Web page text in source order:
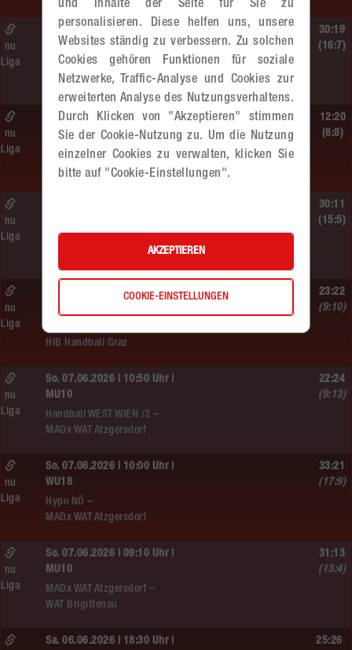
Sa. 13.06.2026 | 19:05 Uhr |
WU12
MADx WAT Atzgersdorf –
HIB Handball Graz
nu
Liga
30:19
(16:7)
Sa. 13.06.2026 | 14:30 Uhr |
WU12
Hypo NÖ –
MADx WAT Atzgersdorf
nu
Liga
12:20
(8:8)
nu
Liga
30:11
(15:5)
So. 07.06.2026 | 14:30 Uhr |
HIB Handball Graz
nu
Liga
23:22
(9:10)
So. 07.06.2026 | 10:50 Uhr |
MU10
Handball WEST WIEN /3 –
MADx WAT Atzgersdorf
nu
Liga
22:24
(9:13)
So. 07.06.2026 | 10:00 Uhr |
WU18
Hypo NÖ –
MADx WAT Atzgersdorf
nu
Liga
33:21
(17:9)
So. 07.06.2026 | 09:10 Uhr |
MU10
MADx WAT Atzgersdorf –
WAT Brigittenau
nu
Liga
31:13
(13:4)
Sa. 06.06.2026 | 18:30 Uhr |
25:26
und Inhalte der Seite für Sie zu
personalisieren. Diese helfen uns, unsere
Websites ständig zu verbessern. Zu solchen
Cookies gehören Funktionen für soziale
Netzwerke, Traffic-Analyse und Cookies zur
erweiterten Analyse des Nutzungsverhaltens.
Durch Klicken von "Akzeptieren" stimmen
Sie der Cookie-Nutzung zu. Um die Nutzung
einzelner Cookies zu verwalten, klicken Sie
bitte auf "Cookie-Einstellungen".
AKZEPTIEREN
COOKIE-EINSTELLUNGEN